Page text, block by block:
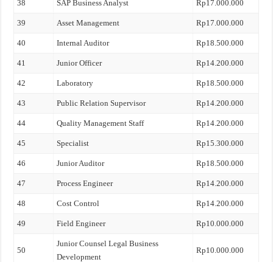
38 SAP Business Analyst Rp17.000.000
39 Asset Management Rp17.000.000
40 Internal Auditor Rp18.500.000
41 Junior Officer Rp14.200.000
42 Laboratory Rp18.500.000
43 Public Relation Supervisor Rp14.200.000
44 Quality Management Staff Rp14.200.000
45 Specialist Rp15.300.000
46 Junior Auditor Rp18.500.000
47 Process Engineer Rp14.200.000
48 Cost Control Rp14.200.000
49 Field Engineer Rp10.000.000
50
Junior Counsel Legal Business
Development
Rp10.000.000